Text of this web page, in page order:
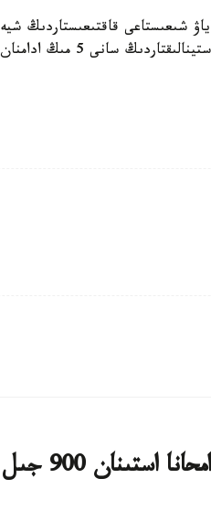
شىعىستاعى قاقتىعىستاردىڭ
سانى 5 مىڭ ادامنان استى.
پولشادا